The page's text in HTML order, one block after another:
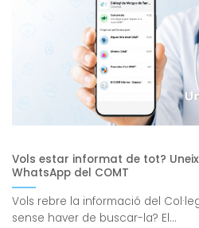
Vols estar informat de tot?
WhatsApp del COMT
Vols rebre la informació del
sense haver de buscar-la? El...